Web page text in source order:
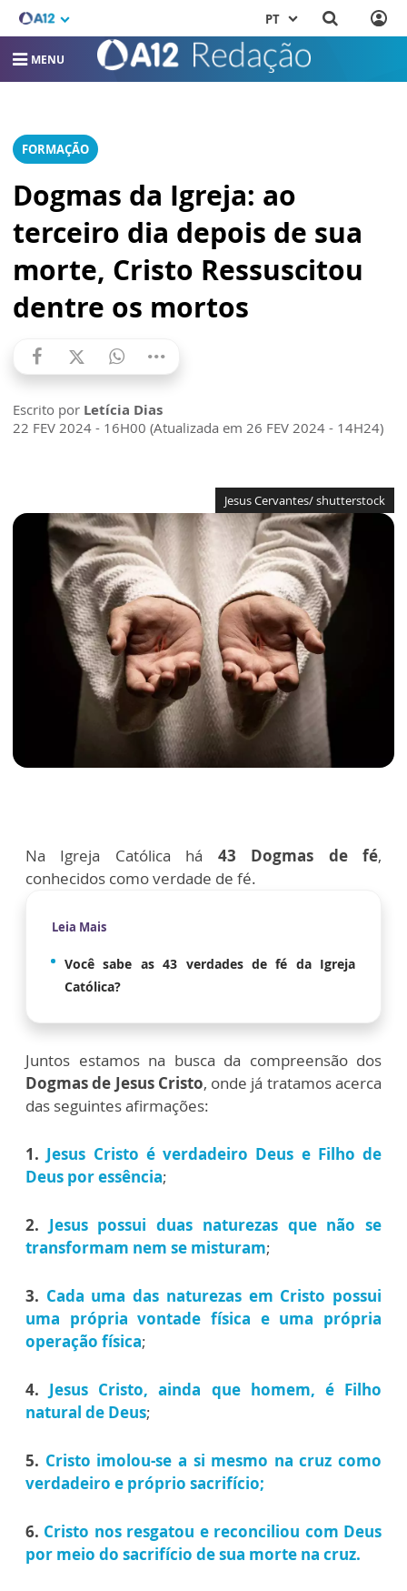
PT
MENU
FORMAÇÃO
Dogmas da Igreja: ao
terceiro dia depois de sua
morte, Cristo Ressuscitou
dentre os mortos
Escrito por Letícia Dias
22 FEV 2024 - 16H00 (Atualizada em 26 FEV 2024 - 14H24)
Jesus Cervantes/ shutterstock
Na Igreja Católica há 43 Dogmas de fé,
conhecidos como verdade de fé.
Leia Mais
Você sabe as 43 verdades de fé da Igreja
Católica?
Juntos estamos na busca da compreensão dos
Dogmas de Jesus Cristo, onde já tratamos acerca
das seguintes afirmações:
1. Jesus Cristo é verdadeiro Deus e Filho de
Deus por essência;
2. Jesus possui duas naturezas que não se
transformam nem se misturam;
3. Cada uma das naturezas em Cristo possui
uma própria vontade física e uma própria
operação física;
4. Jesus Cristo, ainda que homem, é Filho
natural de Deus;
5. Cristo imolou-se a si mesmo na cruz como
verdadeiro e próprio sacrifício;
6. Cristo nos resgatou e reconciliou com Deus
por meio do sacrifício de sua morte na cruz.